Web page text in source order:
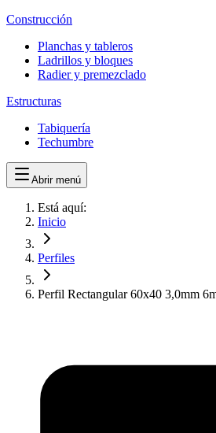
Construcción
Planchas y tableros
Ladrillos y bloques
Radier y premezclado
Estructuras
Tabiquería
Techumbre
Abrir menú
Está aquí:
Inicio
Perfiles
Perfil Rectangular 60x40 3,0mm